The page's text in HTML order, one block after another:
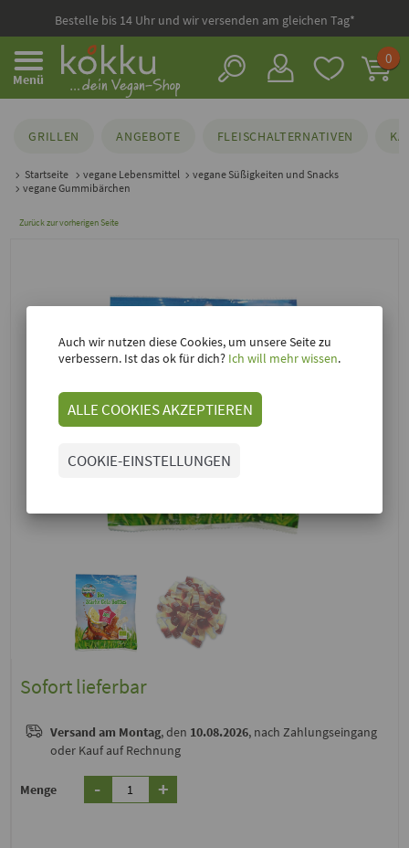
Bestelle bis 14 Uhr und wir versenden am gleichen Tag*
Menü
0
GRILLEN ANGEBOTE FLEISCHALTERNATIVEN
Startseite vegane Lebensmittel
vegane Süßigkeiten und Snacks
vegane Gummibärchen
Zurück zur vorherigen Seite
Sofort lieferbar
Versand am Montag, den 10.08.2026, nach Zahlungseingang
oder Kauf auf Rechnung
Menge - +
Auch wir nutzen diese Cookies, um unsere Seite zu
verbessern. Ist das ok für dich? Ich will mehr wissen.
ALLE COOKIES AKZEPTIEREN
COOKIE-EINSTELLUNGEN